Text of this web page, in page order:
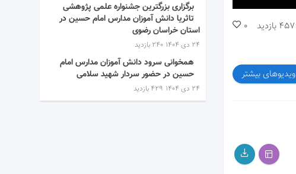
0 457 بازدید
ویدیوهای بیشتر
برگزاری بزرگترین جشنواره علمی پژوهشی
تاثریا دانش آموزان مدارس امام حسین در
استان خراسان رضوی
۲۴ دی ۱۴۰۴ 240 بازدید
همخوانی سرود دانش آموزان مدارس امام
حسین در حضور سردار شهید سلامی
۲۴ دی ۱۴۰۴ 429 بازدید